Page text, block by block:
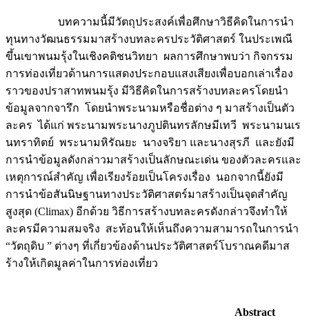
บทความนี้มีวัตถุประสงค์เพื่อศึกษาวิธีคิดในการนำ
ทุนทางวัฒนธรรมมาสร้างบทละครประวัติศาสตร์ ในประเพณี
ขึ้นเขาพนมรุ้งในเชิงคติชนวิทยา ผลการศึกษาพบว่า กิจกรรม
การท่องเที่ยวด้านการแสดงประกอบแสงเสียงเพื่อบอกเล่าเรื่อง
ราวของปราสาทพนมรุ้ง มีวิธีคิดในการสร้างบทละครโดยนำ
ข้อมูลจากจารึก โดยนำพระนามหรือชื่อต่าง ๆ มาสร้างเป็นตัว
ละคร ได้แก่ พระนามพระนางภูปตินทรลักษมีเทวี พระนามนเร
นทราทิตย์ พระนามหิรัณยะ นางจริยา และนางสุรภี และยังมี
การนำข้อมูลดังกล่าวมาสร้างเป็นลักษณะเด่น ของตัวละครและ
เหตุการณ์สำคัญ เพื่อเรียงร้อยเป็นโครงเรื่อง นอกจากนี้ยังมี
การนำข้อสันนิษฐานทางประวัติศาสตร์มาสร้างเป็นจุดสำคัญ
สูงสุด (Climax) อีกด้วย วิธีการสร้างบทละครดังกล่าวจึงทำให้
ละครมีความสมจริง สะท้อนให้เห็นถึงความสามารถในการนำ
“วัตถุดิบ ” ต่างๆ ที่เกี่ยวข้องด้านประวัติศาสตร์โบราณคดีมาส
ร้างให้เกิดมูลค่าในการท่องเที่ยว
Abstract